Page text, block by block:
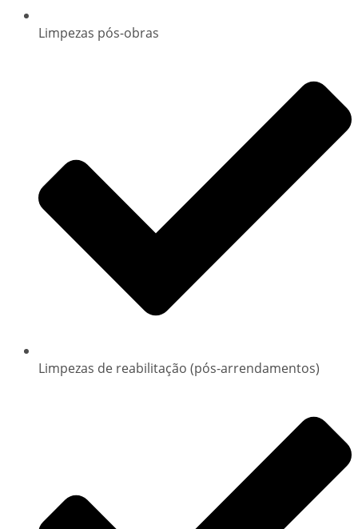
Limpezas pós-obras
Limpezas de reabilitação (pós-arrendamentos)